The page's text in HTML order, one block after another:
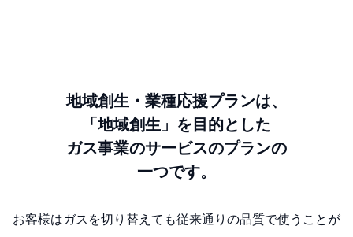
地域創生・業種応援プランは、
「地域創生」を目的とした
ガス事業のサービスのプランの
一つです。
お客様はガスを切り替えても従来通りの品質で使うことが